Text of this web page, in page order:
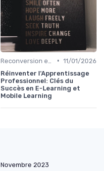
• 11/01/2026
Réinventer l'Apprentissage
Professionnel: Clés du
Succès en E-Learning et
Mobile Learning
Novembre 2023